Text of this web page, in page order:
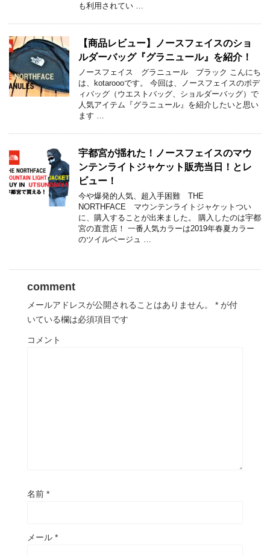
も利用されてい …
【商品レビュー】ノースフェイスのショ
ルダーバッグ『グラニュール』を紹介！
ノースフェイス グラニュール ブラック こんにち
は、kotaroooです。 今回は、ノースフェイスのボデ
ィバッグ（ウエストバッグ、ショルダーバッグ）で
人気アイテム『グラニュール』を紹介したいと思い
ます …
宇都宮が揺れた！ノースフェイスのマウ
ンテンライトジャケット販売当日！とレ
ビュー！
今や爆発的人気、超入手困難 THE
NORTHFACE マウンテンライトジャケットつい
に、購入することが出来ました。 購入したのは宇都
宮の直営店！ 一番人気カラーは2019年春夏カラー
のツイルベージュ …
comment
メールアドレスが公開されることはありません。 * が付
いている欄は必須項目です
コメント
名前 *
メール *